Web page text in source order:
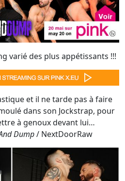
et il ne tarde pas à faire
à genoux devant lui…
Dump/ NextDoorRaw